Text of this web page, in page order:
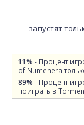
запустят
11% - Процент
of Numenera
89% - Процент
поиграть в